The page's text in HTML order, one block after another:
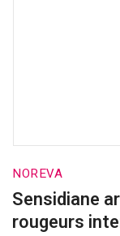
NOREVA
Sensidiane
rougeurs